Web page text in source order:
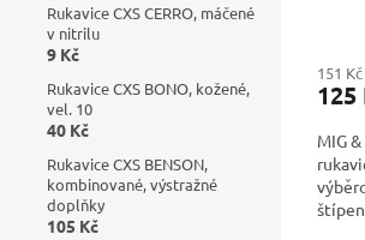
Rukavice CXS CERRO, máčené
v nitrilu
9 Kč
Rukavice CXS BONO, kožené,
vel. 10
40 Kč
Rukavice CXS BENSON,
kombinované, výstražné
doplňky
105 Kč
151
125
MIG